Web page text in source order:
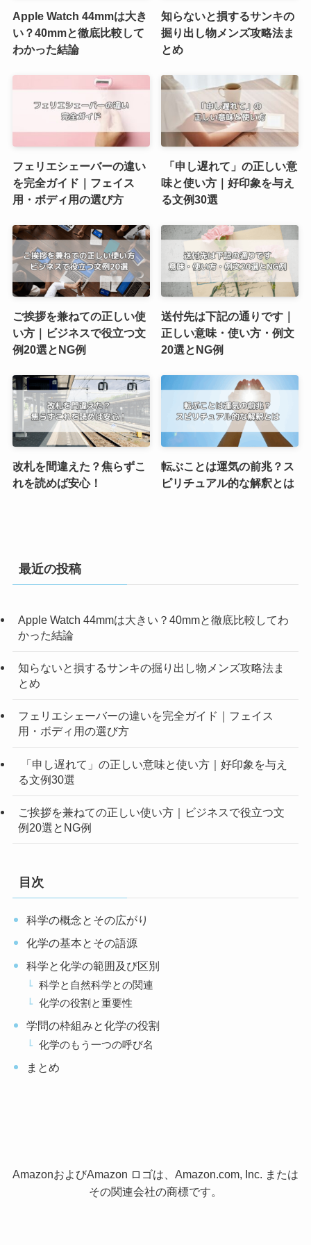
Apple Watch 44mmは大き
い？40mmと徹底比較して
わかった結論
知らないと損するサンキの
掘り出し物メンズ攻略法ま
とめ
フェリエシェーバーの違い
を完全ガイド｜フェイス
用・ボディ用の選び方
「申し遅れて」の正しい意
味と使い方｜好印象を与え
る文例30選
ご挨拶を兼ねての正しい使
い方｜ビジネスで役立つ文
例20選とNG例
送付先は下記の通りです｜
正しい意味・使い方・例文
20選とNG例
改札を間違えた？焦らずこ
れを読めば安心！
転ぶことは運気の前兆？ス
ピリチュアル的な解釈とは
最近の投稿
Apple Watch 44mmは大きい？40mmと徹底比較してわ
かった結論
知らないと損するサンキの掘り出し物メンズ攻略法ま
とめ
フェリエシェーバーの違いを完全ガイド｜フェイス
用・ボディ用の選び方
「申し遅れて」の正しい意味と使い方｜好印象を与え
る文例30選
ご挨拶を兼ねての正しい使い方｜ビジネスで役立つ文
例20選とNG例
目次
科学の概念とその広がり
化学の基本とその語源
科学と化学の範囲及び区別
科学と自然科学との関連
化学の役割と重要性
学問の枠組みと化学の役割
化学のもう一つの呼び名
まとめ
AmazonおよびAmazon ロゴは、Amazon.com, Inc. または
その関連会社の商標です。